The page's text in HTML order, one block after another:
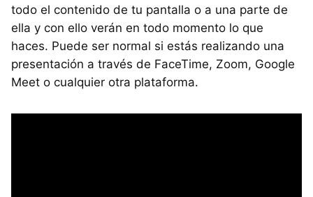
todo el contenido de tu pantalla o a una parte de
ella y con ello verán en todo momento lo que
haces. Puede ser normal si estás realizando una
presentación a través de FaceTime, Zoom, Google
Meet o cualquier otra plataforma.